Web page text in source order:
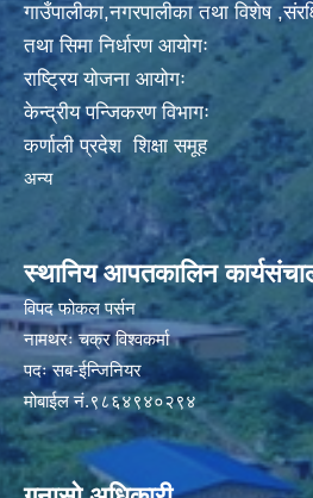
गाउँपालीका,नगरपालीका तथा विशेष
तथा सिमा निर्धारण आयोगः
राष्ट्रिय योजना आयोगः
केन्द्रीय पन्जिकरण विभागः
कर्णाली प्रदेश शिक्षा समूह
अन्य
स्थानिय आपतकालिन
विपद फोकल पर्सन
नामथरः चक्र विश्वकर्मा
पदः सब-ईन्जिनियर
मोबाईल नं.९८६४९४०२९४